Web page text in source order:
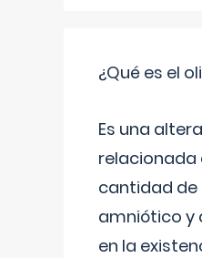
¿Qué es el
Es una
relacionada
cantidad de
amniótico y
en la